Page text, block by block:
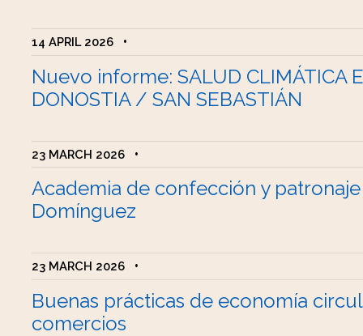
14 APRIL 2026 •
Nuevo informe: SALUD CLIMÁTICA
DONOSTIA / SAN SEBASTIÁN
23 MARCH 2026 •
Academia de confección y
Domínguez
23 MARCH 2026 •
Buenas prácticas de economía
comercios